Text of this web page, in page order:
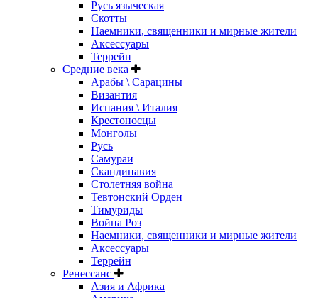
Русь языческая
Скотты
Наемники, священники и мирные жители
Аксессуары
Террейн
Средние века
Арабы \ Сарацины
Византия
Испания \ Италия
Крестоносцы
Монголы
Русь
Самураи
Скандинавия
Столетняя война
Тевтонский Орден
Тимуриды
Война Роз
Наемники, священники и мирные жители
Аксессуары
Террейн
Ренессанс
Азия и Африка